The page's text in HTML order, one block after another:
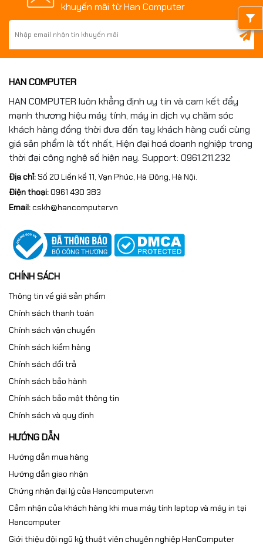
khuyến mãi từ Han Computer
HAN COMPUTER
HAN COMPUTER luôn khẳng định uy tín và cam kết đẩy
mạnh thương hiệu máy tính, máy in dịch vụ chăm sóc
khách hàng đồng thời đưa đến tay khách hàng cuối cùng
giá sản phẩm là tốt nhất, Hiện đại hoá doanh nghiệp trong
thời đại công nghệ số hiện nay. Support: 0961.211.232
Địa chỉ:Số 20 Liền kề 11, Vạn Phúc, Hà Đông, Hà Nội.
Điện thoại:0961 430 383
Email:cskh@hancomputer.vn
CHÍNH SÁCH
Thông tin về giá sản phẩm
Chính sách thanh toán
Chính sách vận chuyển
Chính sách kiểm hàng
Chính sách đổi trả
Chính sách bảo hành
Chính sách bảo mật thông tin
Chính sách và quy định
HƯỚNG DẪN
Hướng dẫn mua hàng
Hướng dẫn giao nhận
Chứng nhận đại lý của Hancomputer.vn
Cảm nhận của khách hàng khi mua máy tính laptop và máy in tại
Hancomputer
Giới thiệu đội ngũ kỹ thuật viên chuyên nghiệp HanComputer